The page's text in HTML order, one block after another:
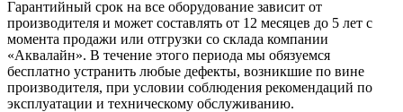
Гарантийный срок на все оборудование зависит от
производителя и может составлять от 12 месяцев до 5 лет с
момента продажи или отгрузки со склада компании
«Аквалайн». В течение этого периода мы обязуемся
бесплатно устранить любые дефекты, возникшие по вине
производителя, при условии соблюдения рекомендаций по
эксплуатации и техническому обслуживанию.